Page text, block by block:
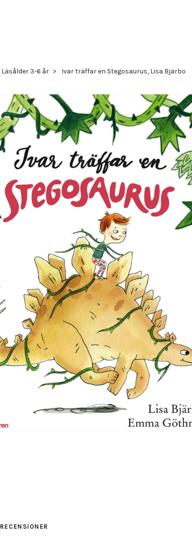
Läsålder 3-6 år Ivar träffar en Stegosaurus, Lisa Bjärbo
RECENSIONER